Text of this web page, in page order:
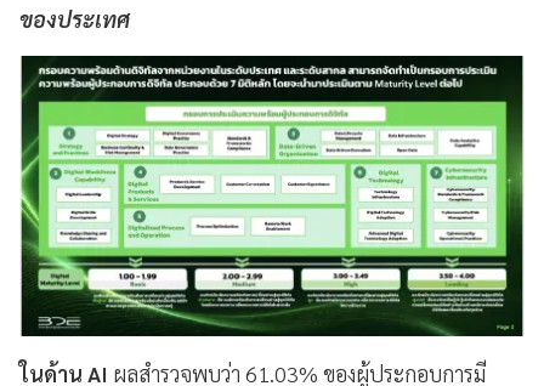
ของประเทศ
ในด้าน AI ผลสำรวจพบว่า 61.03% ของผู้ประกอบการมี